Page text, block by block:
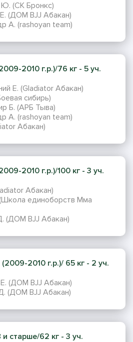
(СК Бронкс)
(ДОМ BJJ Абакан)
А. (rashoyan team)
2010 г.р.)/76 кг - 5 уч.
Е. (Gladiator Абакан)
сибирь)
Б. (АРБ Тыва)
А. (rashoyan team)
Абакан)
2010 г.р.)/100 кг - 3 уч.
Абакан)
единоборств Мма
(ДОМ BJJ Абакан)
2010 г.р.)/ 65 кг - 2 уч.
(ДОМ BJJ Абакан)
(ДОМ BJJ Абакан)
старше/62 кг - 3 уч.